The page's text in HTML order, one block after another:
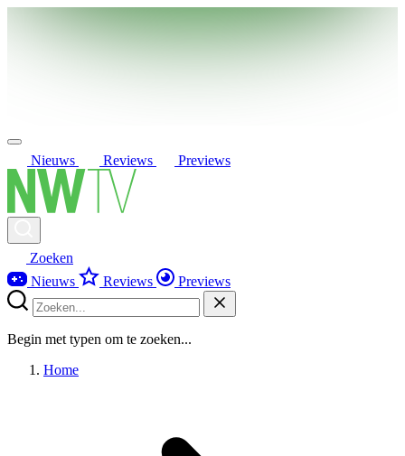
Nieuws Reviews Previews
Zoeken
Nieuws
Reviews Previews
Begin met typen om te zoeken...
Home